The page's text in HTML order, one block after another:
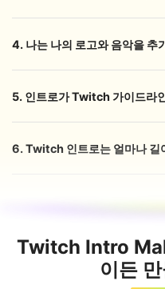
4. 나는 나의 로고와 음악을 추
5. 인트로가 Twitch 가이드라
6. Twitch 인트로는 얼마나 길
Twitch Intro
이든